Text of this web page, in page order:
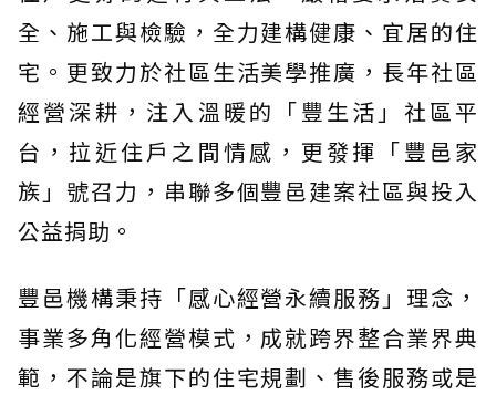
全、施工與檢驗，全力建構健康、宜居的住
宅。更致力於社區生活美學推廣，長年社區
經營深耕，注入溫暖的「豐生活」社區平
台，拉近住戶之間情感，更發揮「豐邑家
族」號召力，串聯多個豐邑建案社區與投入
公益捐助。
豐邑機構秉持「感心經營永續服務」理念，
事業多角化經營模式，成就跨界整合業界典
範，不論是旗下的住宅規劃、售後服務或是